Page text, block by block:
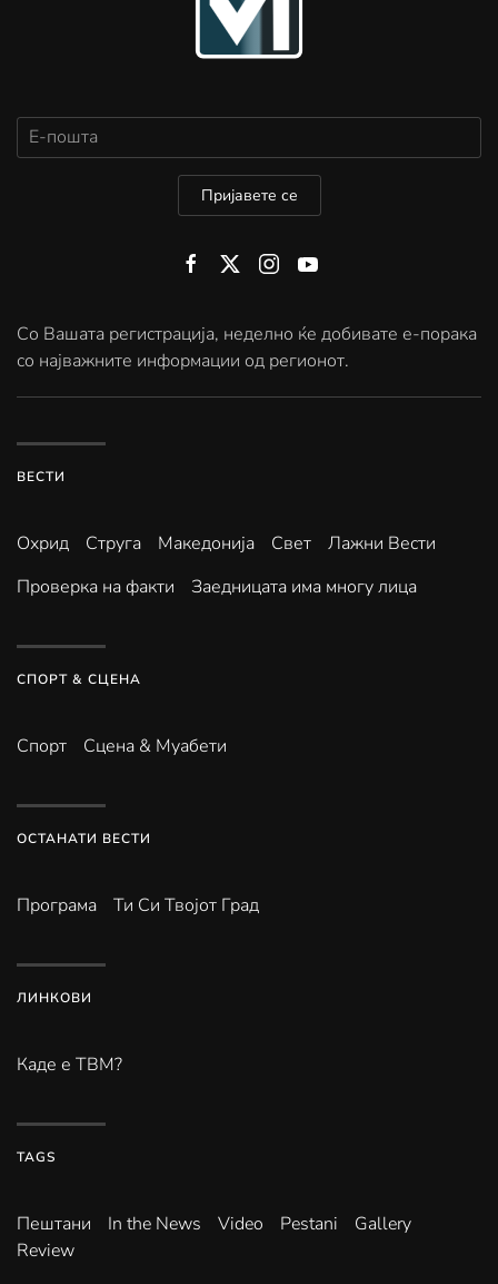
Пријавете се
Со Вашата регистрација, неделно ќе добивате е-порака
со најважните информации од регионот.
ВЕСТИ
Охрид Струга Македонија Свет
Лажни Вести
Проверка на факти
Заедницата има многу лица
СПОРТ & СЦЕНА
Спорт Сцена & Муабети
ОСТАНАТИ ВЕСТИ
Програма Ти Си Твојот Град
ЛИНКОВИ
Каде е ТВМ?
TAGS
Пештани In the News Video Pestani
Gallery
Review